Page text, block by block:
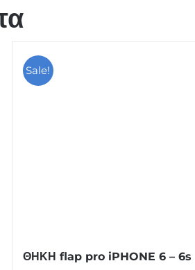
Sale!
ΘΗΚΗ flap pro iPHONE 6 – 6s